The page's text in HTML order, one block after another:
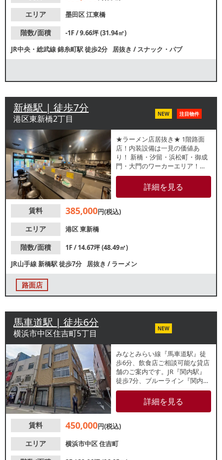
無 【トイレ】 有/洋式 【引渡状
を保証するものではございませ
ん。
エリア
墨田区江東橋
階数/面積
-1F / 9.66坪 (31.94㎡)
JR中央・総武線錦糸町駅徒歩2分 居抜き /スナック・パブ
新橋駅 | 徒歩7分
港区東新橋2丁目 NEW 注目物件
★ラーメン店居抜き★ 1階路面
店！内装設備は一見の価値あ
り！ 新橋・汐留・浜松町・御成
門・大門のワーカーエリア！
【インフラ】電灯：有 動
力：有 ガス：6号メーター
水道：20mm 【厨房排気】
【グリスト】有 /地中埋設型
【営業時間制限】24時まで
【引渡状態】居抜き 【間口】約
5.4ｍ 【天高】約2.5ｍ ※店舗情
詳細を見る
賃料 385,000円(税込)
エリア
港区東新橋
階数/面積
1F / 14.67坪 (48.49㎡)
JR山手線新橋駅徒歩7分 居抜き /ラーメン
路面店
馬車道駅 | 徒歩6分
横浜市中区住吉町5丁目 NEW
みなとみらい線『馬車道駅』徒
歩6分、飲食店ご相談可能な貸店
舗のご案内です。JR『関内駅』
徒歩7分、ブルーライン『関内
駅』徒歩3分も利用可能。現在再
開発中の関内周辺店舗です。
「六道の辻通り」沿いビルの2
せください。
詳細を見る
賃料 450,000円(税込)
エリア
横浜市中区住吉町